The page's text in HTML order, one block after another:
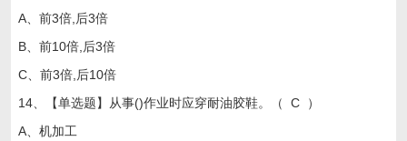
A、前3倍,后3倍
B、前10倍,后3倍
C、前3倍,后10倍
14、【单选题】从事()作业时应穿耐油胶鞋。（ C ）
A、机加工